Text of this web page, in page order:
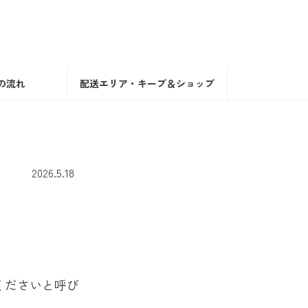
流れ 配送エリア・キープ＆ショップ
2026.5.18
さいと呼び